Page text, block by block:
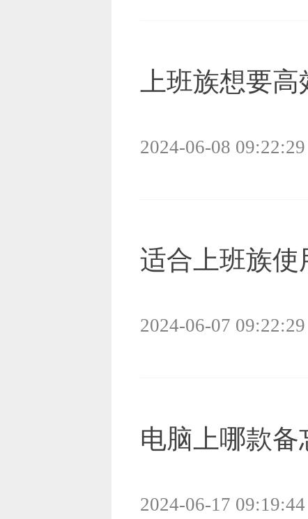
上班族想要
2024-06-08 09:22:29
适合上班族使
2024-06-07 09:22:29
电脑上哪款备
2024-06-17 09:19:44